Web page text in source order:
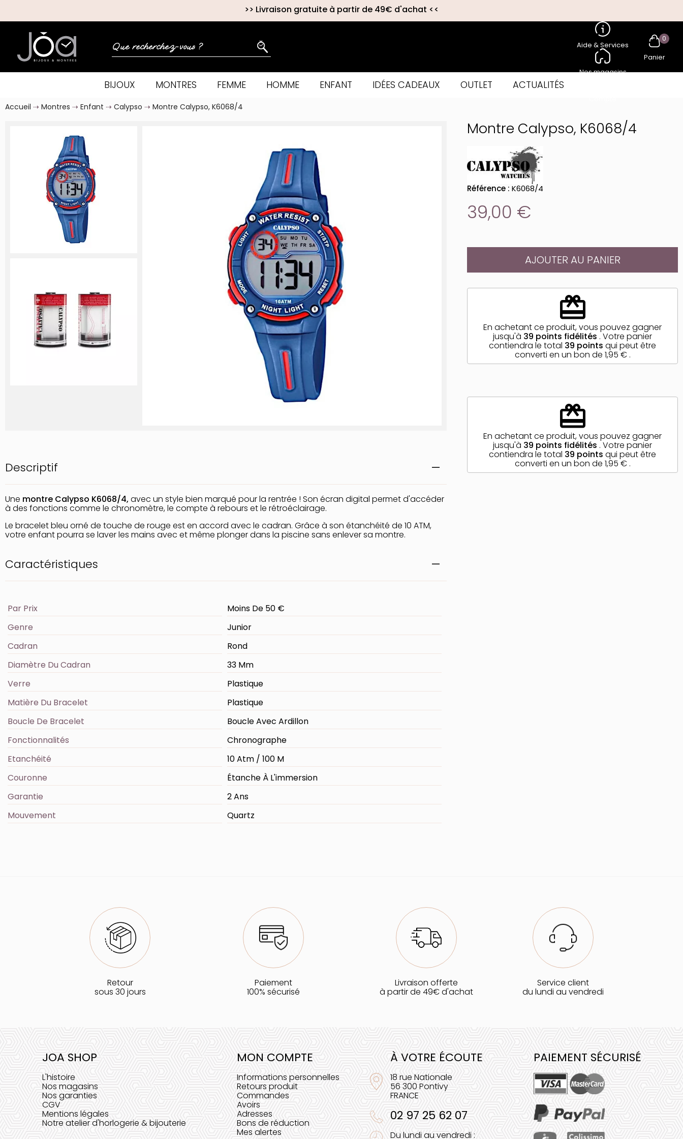
>> Livraison gratuite à partir de 49€ d'achat <<
Aide & Services
Nos magasins
0
Panier
BIJOUX MONTRES FEMME HOMME ENFANT IDÉES CADEAUX OUTLET ACTUALITÉS
Accueil Montres Enfant Calypso Montre Calypso, K6068/4
Descriptif
Une montre Calypso K6068/4, avec un style bien marqué pour la rentrée ! Son écran digital permet d'accéder
à des fonctions comme le chronomètre, le compte à rebours et le rétroéclairage.
Le bracelet bleu orné de touche de rouge est en accord avec le cadran. Grâce à son étanchéité de 10 ATM,
votre enfant pourra se laver les mains avec et même plonger dans la piscine sans enlever sa montre.
Caractéristiques
Par Prix
Moins De 50 €
Genre
Junior
Cadran
Rond
Diamètre Du Cadran
33 Mm
Verre
Plastique
Matière Du Bracelet
Plastique
Boucle De Bracelet
Boucle Avec Ardillon
Fonctionnalités
Chronographe
Etanchéité
10 Atm / 100 M
Couronne
Étanche À L'immersion
Garantie
2 Ans
Mouvement
Quartz
Montre Calypso, K6068/4
Référence : K6068/4
39,00 €
AJOUTER AU PANIER
redeem
En achetant ce produit, vous pouvez gagner
jusqu'à 39 points fidélités . Votre panier
contiendra le total 39 points qui peut être
converti en un bon de 1,95 €.
redeem
En achetant ce produit, vous pouvez gagner
jusqu'à 39 points fidélités . Votre panier
contiendra le total 39 points qui peut être
converti en un bon de 1,95 €.
Retour
sous 30 jours
Paiement
100% sécurisé
Livraison offerte
à partir de 49€ d'achat
Service client
du lundi au vendredi
JOA SHOP
L'histoire
Nos magasins
Nos garanties
CGV
Mentions légales
Notre atelier d'horlogerie & bijouterie
MON COMPTE
Informations personnelles
Retours produit
Commandes
Avoirs
Adresses
Bons de réduction
Mes alertes
À VOTRE ÉCOUTE
18 rue Nationale
56 300 Pontivy
FRANCE
02 97 25 62 07
Du lundi au vendredi :
PAIEMENT SÉCURISÉ